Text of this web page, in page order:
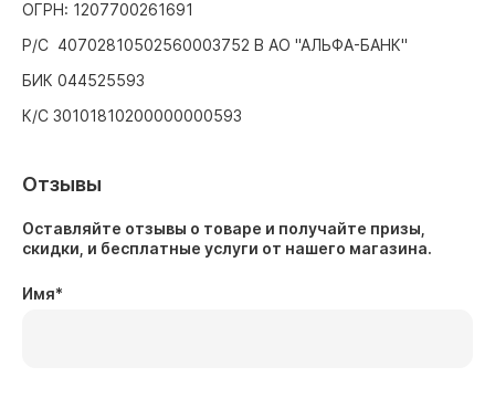
ОГРН: 1207700261691
Р/С 40702810502560003752 В АО "АЛЬФА-БАНК"
БИК 044525593
К/С 30101810200000000593
Отзывы
Оставляйте отзывы о товаре и получайте призы,
скидки, и бесплатные услуги от нашего магазина.
Имя*